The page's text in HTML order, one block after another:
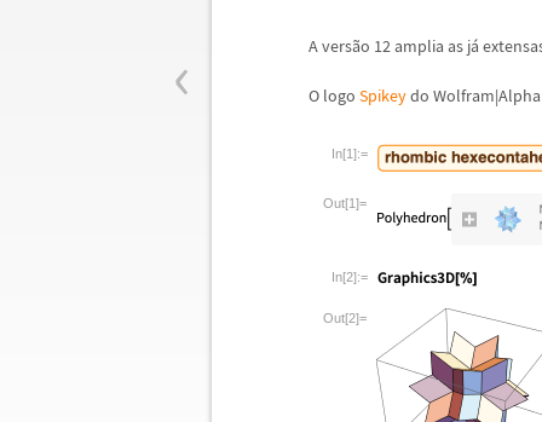
‹ A versão 12 amplia as já
O logo Spikeydo
In[1]:=
Out[1]=
In[2]:=
Out[2]=